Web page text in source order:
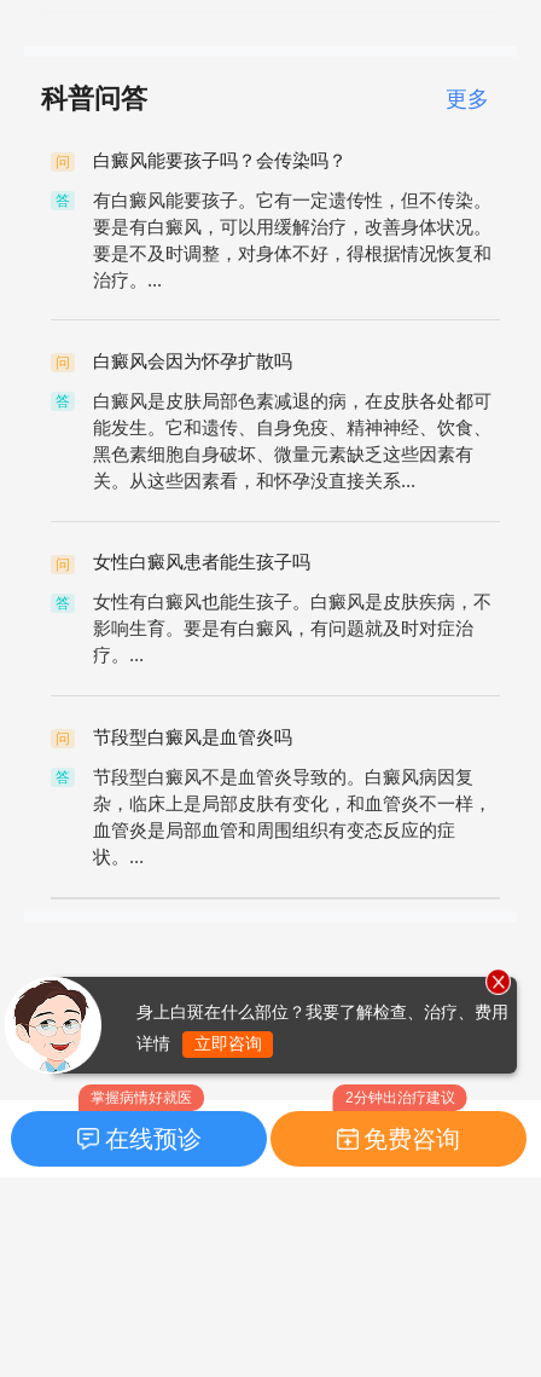
科普问答 更多
问 白癜风能要孩子吗？会传染吗？
答
有白癜风能要孩子。它有一定遗传性，但不传染。
要是有白癜风，可以用缓解治疗，改善身体状况。
要是不及时调整，对身体不好，得根据情况恢复和
治疗。...
问 白癜风会因为怀孕扩散吗
答
白癜风是皮肤局部色素减退的病，在皮肤各处都可
能发生。它和遗传、自身免疫、精神神经、饮食、
黑色素细胞自身破坏、微量元素缺乏这些因素有
关。从这些因素看，和怀孕没直接关系...
问 女性白癜风患者能生孩子吗
答
女性有白癜风也能生孩子。白癜风是皮肤疾病，不
影响生育。要是有白癜风，有问题就及时对症治
疗。...
问 节段型白癜风是血管炎吗
答
节段型白癜风不是血管炎导致的。白癜风病因复
杂，临床上是局部皮肤有变化，和血管炎不一样，
血管炎是局部血管和周围组织有变态反应的症
状。...
掌握病情好就医
在线预诊
2分钟出治疗建议
免费咨询
身上白斑在什么部位？我要了解检查、治疗、费用
详情
立即咨询